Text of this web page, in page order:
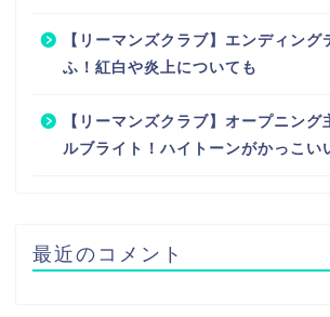
【リーマンズクラブ】エンディング
ふ！紅白や炎上についても
【リーマンズクラブ】オープニング
ルブライト！ハイトーンがかっこい
最近のコメント